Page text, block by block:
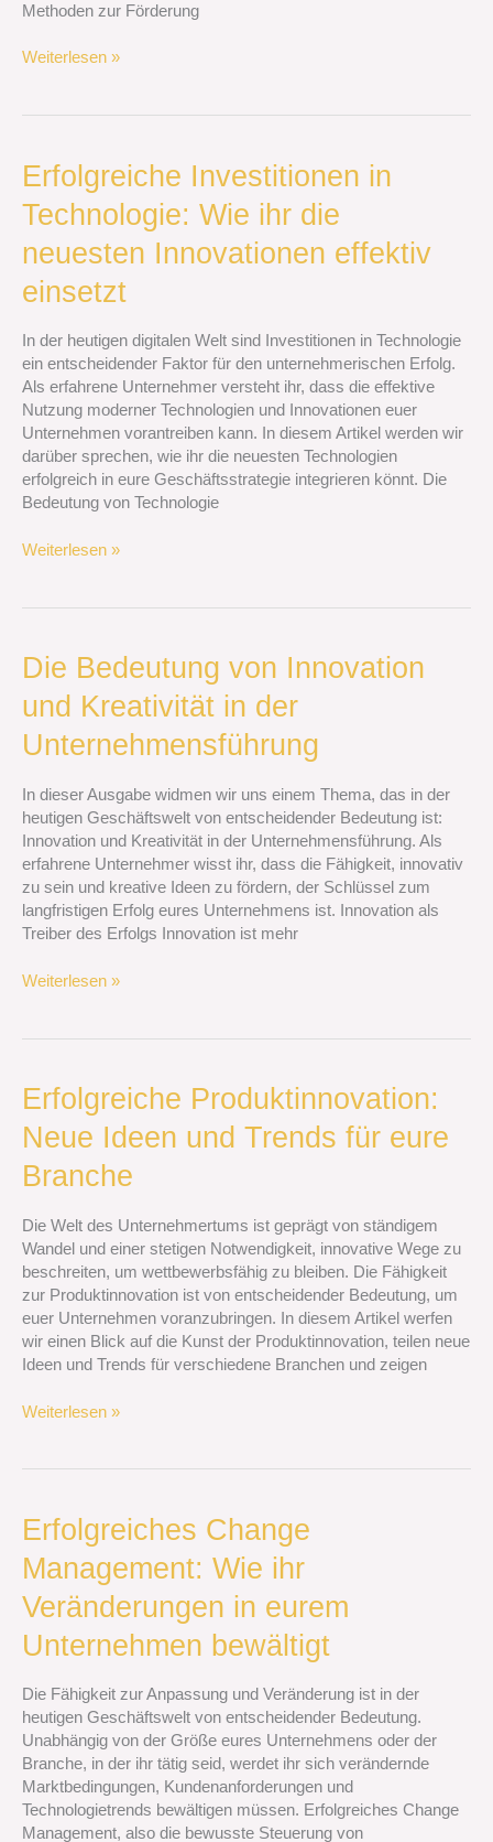
Methoden zur Förderung
Weiterlesen »
Erfolgreiche Investitionen in
Technologie: Wie ihr die
neuesten Innovationen effektiv
einsetzt
In der heutigen digitalen Welt sind Investitionen in Technologie
ein entscheidender Faktor für den unternehmerischen Erfolg.
Als erfahrene Unternehmer versteht ihr, dass die effektive
Nutzung moderner Technologien und Innovationen euer
Unternehmen vorantreiben kann. In diesem Artikel werden wir
darüber sprechen, wie ihr die neuesten Technologien
erfolgreich in eure Geschäftsstrategie integrieren könnt. Die
Bedeutung von Technologie
Erfolgreiche
Investitionen
Wie
ihr
die
Innovationen
effektiv
einsetzt
Weiterlesen »
Die Bedeutung von Innovation
und Kreativität in der
Unternehmensführung
In dieser Ausgabe widmen wir uns einem Thema, das in der
heutigen Geschäftswelt von entscheidender Bedeutung ist:
Innovation und Kreativität in der Unternehmensführung. Als
erfahrene Unternehmer wisst ihr, dass die Fähigkeit, innovativ
zu sein und kreative Ideen zu fördern, der Schlüssel zum
langfristigen Erfolg eures Unternehmens ist. Innovation als
Treiber des Erfolgs Innovation ist mehr
Die
Bedeutung
von
und
in
der
Unternehmensführung
Weiterlesen »
Erfolgreiche Produktinnovation:
Neue Ideen und Trends für eure
Branche
Die Welt des Unternehmertums ist geprägt von ständigem
Wandel und einer stetigen Notwendigkeit, innovative Wege zu
beschreiten, um wettbewerbsfähig zu bleiben. Die Fähigkeit
zur Produktinnovation ist von entscheidender Bedeutung, um
euer Unternehmen voranzubringen. In diesem Artikel werfen
wir einen Blick auf die Kunst der Produktinnovation, teilen neue
Ideen und Trends für verschiedene Branchen und zeigen
Erfolgreiche
Produktinnovation:
Neue
und
für
eure
Branche
Weiterlesen »
Erfolgreiches Change
Management: Wie ihr
Veränderungen in eurem
Unternehmen bewältigt
Die Fähigkeit zur Anpassung und Veränderung ist in der
heutigen Geschäftswelt von entscheidender Bedeutung.
Unabhängig von der Größe eures Unternehmens oder der
Branche, in der ihr tätig seid, werdet ihr sich verändernde
Marktbedingungen, Kundenanforderungen und
Technologietrends bewältigen müssen. Erfolgreiches Change
Management, also die bewusste Steuerung von
Erfolgreiches
Change
Management:
ihr
Veränderungen
in
Unternehmen
bewältigt